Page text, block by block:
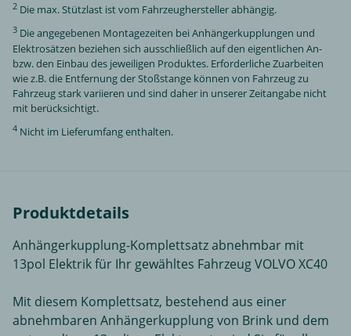
2 Die max. Stützlast ist vom Fahrzeughersteller abhängig.
3 Die angegebenen Montagezeiten bei Anhängerkupplungen und
Elektrosätzen beziehen sich ausschließlich auf den eigentlichen An-
bzw. den Einbau des jeweiligen Produktes. Erforderliche Zuarbeiten
wie z.B. die Entfernung der Stoßstange können von Fahrzeug zu
Fahrzeug stark variieren und sind daher in unserer Zeitangabe nicht
mit berücksichtigt.
4 Nicht im Lieferumfang enthalten.
Produktdetails
Anhängerkupplung-Komplettsatz abnehmbar mit
13pol Elektrik für Ihr gewähltes Fahrzeug VOLVO XC40
Mit diesem Komplettsatz, bestehend aus einer
abnehmbaren Anhängerkupplung von Brink und dem